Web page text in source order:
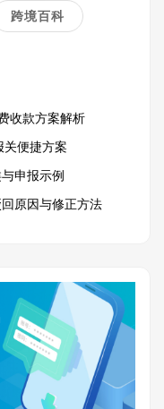
跨境百科
收款方案解析
关便捷方案
申报示例
原因与修正方法